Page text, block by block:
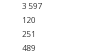
3 597
120
251
489